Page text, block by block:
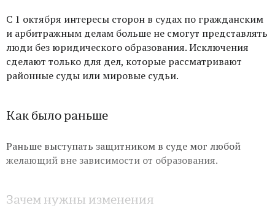
С 1 октября интересы сторон в судах по гражданским
и арбитражным делам больше не смогут представлять
люди без юридического образования. Исключения
сделают только для дел, которые рассматривают
районные суды или мировые судьи.
Как было раньше
Раньше выступать защитником в суде мог любой
желающий вне зависимости от образования.
Зачем нужны изменения